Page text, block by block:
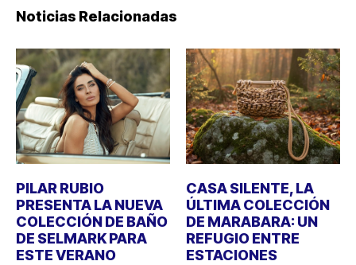
Noticias Relacionadas
PILAR RUBIO
PRESENTA LA NUEVA
COLECCIÓN DE BAÑO
DE SELMARK PARA
ESTE VERANO
CASA SILENTE, LA
ÚLTIMA COLECCIÓN
DE MARABARA: UN
REFUGIO ENTRE
ESTACIONES